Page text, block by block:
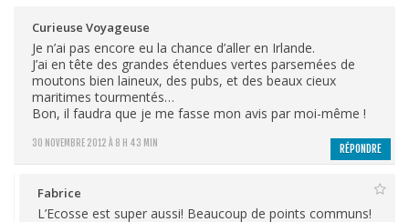
Curieuse Voyageuse
30 NOVEMBRE 2012 À 8 H 43 MIN
Je n’ai pas encore eu la chance d’aller en Irlande.
J’ai en tête des grandes étendues vertes parsemées de
moutons bien laineux, des pubs, et des beaux cieux
maritimes tourmentés…
Bon, il faudra que je me fasse mon avis par moi-même !
RÉPONDRE
Fabrice
L’Ecosse est super aussi! Beaucoup de points communs!